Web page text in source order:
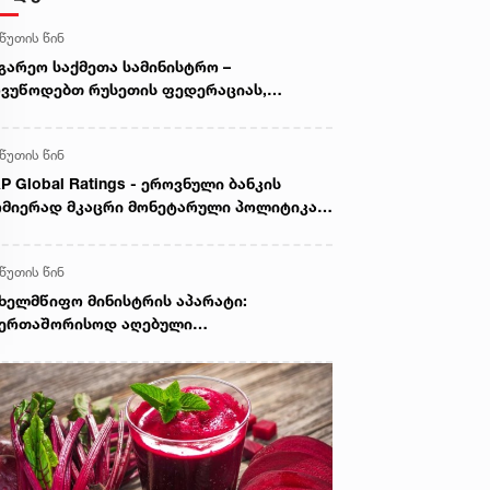
წინ
საქმეთა სამინისტრო –
რუსეთის ფედერაციას,
მიმართული ქმედებები
წინ
Global Ratings - ეროვნული ბანკის
მკაცრი მონეტარული პოლიტიკა
წინ
მინისტრის აპარატი:
აღებული
ფედერაცია ამ დრომდე
საქართველოს რეგიონების
ოკუპაციას